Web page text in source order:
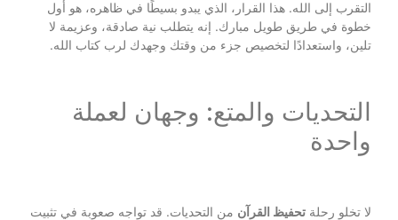
التقرب إلى الله. هذا القرار، الذي يبدو بسيطًا في ظاهره، هو أول
خطوة في طريق طويل مبارك. إنه يتطلب نية صادقة، وعزيمة لا
تلين، واستعدادًا لتخصيص جزء من وقتك وجهدك لرب كتاب الله.
التحديات والمتع: وجهان لعملة
واحدة
لا تخلو رحلة تحفيظ القرآن من التحديات. قد تواجه صعوبة في تثبيت